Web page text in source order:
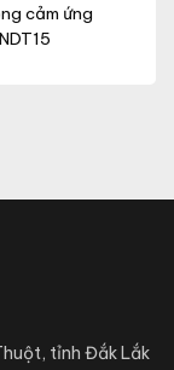
cảm ứng
tỉnh Đắk Lắk